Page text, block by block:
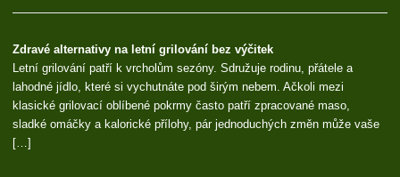
Zdravé alternativy na letní grilování bez výčitek
Letní grilování patří k vrcholům sezóny. Sdružuje rodinu, přátele a
lahodné jídlo, které si vychutnáte pod širým nebem. Ačkoli mezi
klasické grilovací oblíbené pokrmy často patří zpracované maso,
sladké omáčky a kalorické přílohy, pár jednoduchých změn může vaše
[…]